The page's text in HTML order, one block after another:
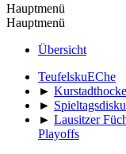
Hauptmenü
Hauptmenü
Übersicht
TeufelskuEChe
►
►
► Lausitzer
Playoffs